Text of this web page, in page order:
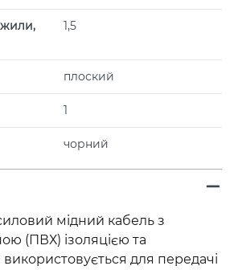
1,5
плоский
1
чорний
мідний кабель з
(ПВХ) ізоляцією та
для передачі